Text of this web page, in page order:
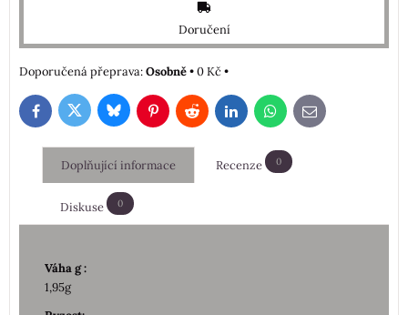
Doručení
Osobně•0 Kč•
FacebookTwitterBlueskyPinterestRedditLinkedInWhatsApp
E-
mail
Doplňující informace Recenze 0
Diskuse 0
Váha g :
1,95g